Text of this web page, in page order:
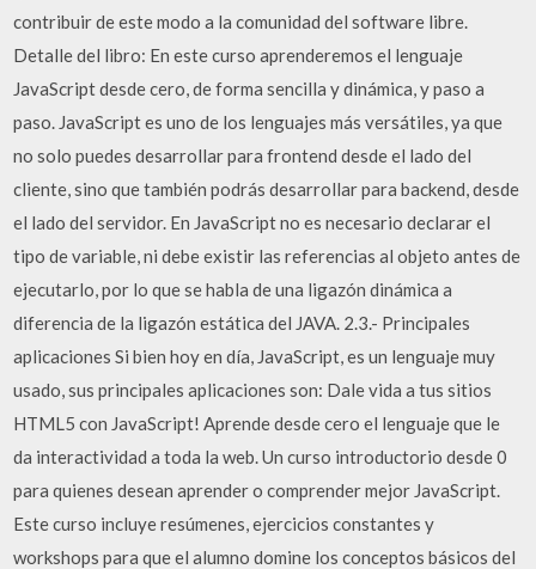
contribuir de este modo a la comunidad del software libre.
Detalle del libro: En este curso aprenderemos el lenguaje
JavaScript desde cero, de forma sencilla y dinámica, y paso a
paso. JavaScript es uno de los lenguajes más versátiles, ya que
no solo puedes desarrollar para frontend desde el lado del
cliente, sino que también podrás desarrollar para backend, desde
el lado del servidor. En JavaScript no es necesario declarar el
tipo de variable, ni debe existir las referencias al objeto antes de
ejecutarlo, por lo que se habla de una ligazón dinámica a
diferencia de la ligazón estática del JAVA. 2.3.- Principales
aplicaciones Si bien hoy en día, JavaScript, es un lenguaje muy
usado, sus principales aplicaciones son: Dale vida a tus sitios
HTML5 con JavaScript! Aprende desde cero el lenguaje que le
da interactividad a toda la web. Un curso introductorio desde 0
para quienes desean aprender o comprender mejor JavaScript.
Este curso incluye resúmenes, ejercicios constantes y
workshops para que el alumno domine los conceptos básicos del